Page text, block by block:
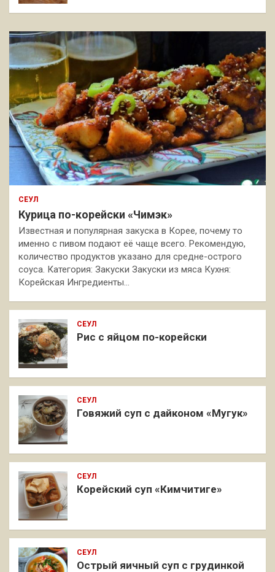
СЕУЛ
Курица по-корейски «Чимэк»
Известная и популярная закуска в Корее, почему то
именно с пивом подают её чаще всего. Рекомендую,
количество продуктов указано для средне-острого
соуса. Категория: Закуски Закуски из мяса Кухня:
Корейская Ингредиенты…
СЕУЛ
Рис с яйцом по-корейски
СЕУЛ
Говяжий суп с дайконом «Мугук»
СЕУЛ
Корейский суп «Кимчитиге»
СЕУЛ
Острый яичный суп с грудинкой